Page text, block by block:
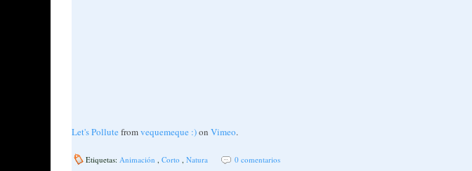
Let's Pollute fromvequemeque :)on Vimeo.
Etiquetas: Animación Corto Natura 0 comentarios